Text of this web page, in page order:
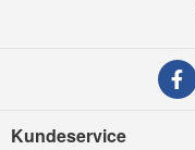
Kundeservice